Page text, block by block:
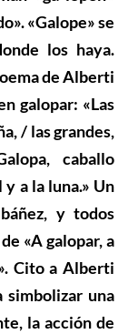
«Galope» se
los haya.
de Alberti
galopar: «Las
/ las grandes,
caballo
y a la luna.» Un
y todos
«A galopar, a
Cito a Alberti
simbolizar una
la acción de